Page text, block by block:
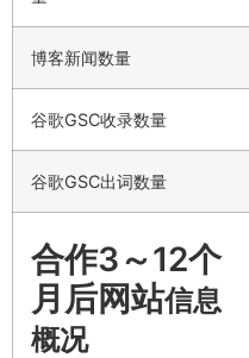
博客新闻数量
谷歌GSC收录数量
谷歌GSC出词数量
合作3～12个
月后网站信息
概况